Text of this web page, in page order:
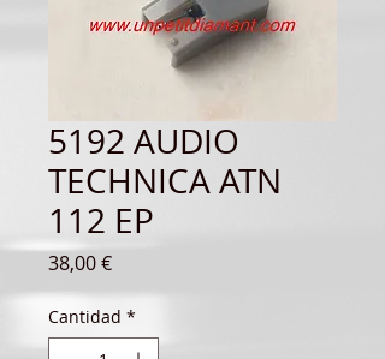
5192 AUDIO
TECHNICA ATN
112 EP
38,00 €Precio
Cantidad *